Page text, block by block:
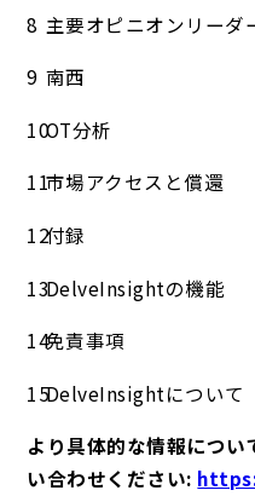
主要オピニオンリーダ
南西
OT分析
市場アクセスと償還
付録
DelveInsightの機能
免責事項
DelveInsightについて
より具体的な情報につ
い合わせください: